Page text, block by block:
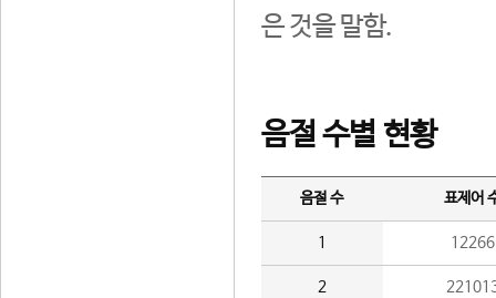
은 것을 말함.
음절 수별 현황
음절 수 표제어
1 12266
2